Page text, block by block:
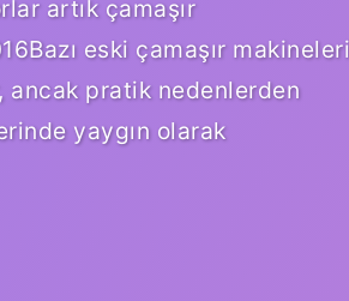
artık çamaşır
eski çamaşır makineleri
ancak pratik nedenlerden
yaygın olarak